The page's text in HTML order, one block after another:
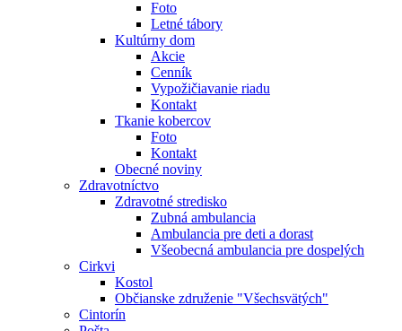
Foto
Letné tábory
Kultúrny dom
Akcie
Cenník
Vypožičiavanie riadu
Kontakt
Tkanie kobercov
Foto
Kontakt
Obecné noviny
Zdravotníctvo
Zdravotné stredisko
Zubná ambulancia
Ambulancia pre deti a dorast
Všeobecná ambulancia pre dospelých
Cirkvi
Kostol
Občianske združenie "Všechsvätých"
Cintorín